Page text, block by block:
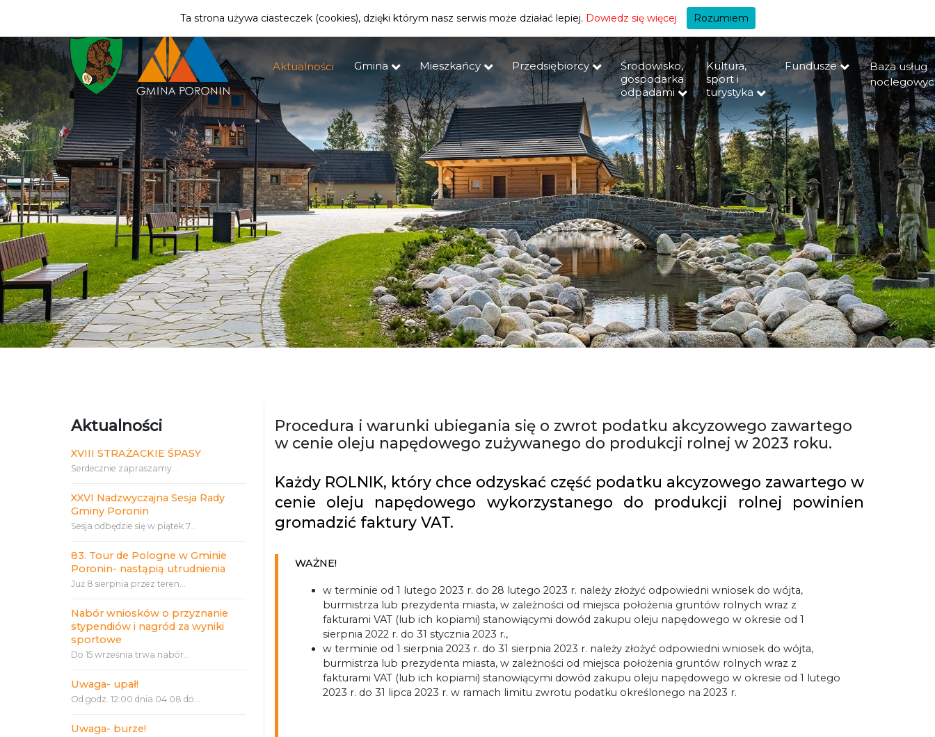
| MIESZKANIEC +A
Aktualności Gmina Mieszkańcy Przedsiębiorcy
Środowisko,
gospodarka
odpadami
Kultura,
sport i
turystyka
Fundusze
Baza usług
Aktualności
XVIII STRAŻACKIE ŚPASY
Serdecznie zapraszamy...
XXVI Nadzwyczajna Sesja Rady
Gminy Poronin
Sesja odbędzie się w piątek 7...
83. Tour de Pologne w Gminie
Poronin- nastąpią utrudnienia
Już 8 sierpnia przez teren...
Nabór wniosków o przyznanie
stypendiów i nagród za wyniki
sportowe
Do 15 września trwa nabór...
Uwaga- upał!
Od godz. 12:00 dnia 04.08 do...
Uwaga- burze!
Procedura i warunki ubiegania się o zwrot podatku akcyzowego zawartego
w cenie oleju napędowego zużywanego do produkcji rolnej w 2023 roku.
Każdy ROLNIK, który chce odzyskać część podatku akcyzowego zawartego w
cenie oleju napędowego wykorzystanego do produkcji rolnej powinien
gromadzić faktury VAT.
WAŻNE!
w terminie od 1 lutego 2023 r. do 28 lutego 2023 r. należy złożyć odpowiedni wniosek do wójta,
burmistrza lub prezydenta miasta, w zależności od miejsca położenia gruntów rolnych wraz z
fakturami VAT (lub ich kopiami) stanowiącymi dowód zakupu oleju napędowego w okresie od 1
sierpnia 2022 r. do 31 stycznia 2023 r.,
w terminie od 1 sierpnia 2023 r. do 31 sierpnia 2023 r. należy złożyć odpowiedni wniosek do wójta,
burmistrza lub prezydenta miasta, w zależności od miejsca położenia gruntów rolnych wraz z
fakturami VAT (lub ich kopiami) stanowiącymi dowód zakupu oleju napędowego w okresie od 1 lutego
2023 r. do 31 lipca 2023 r. w ramach limitu zwrotu podatku określonego na 2023 r.
Ta strona używa ciasteczek (cookies), dzięki którym nasz serwis może działać lepiej. Dowiedz się więcej Rozumiem